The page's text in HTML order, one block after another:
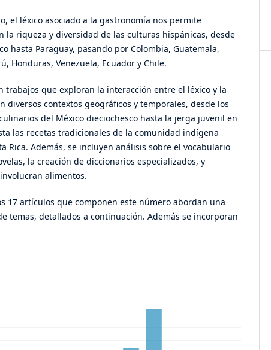
el léxico asociado a la gastronomía nos permite
la riqueza y diversidad de las culturas hispánicas, desde
hasta Paraguay, pasando por Colombia, Guatemala,
Honduras, Venezuela, Ecuador y Chile.
trabajos que exploran la interacción entre el léxico y la
diversos contextos geográficos y temporales, desde los
del México dieciochesco hasta la jerga juvenil en
las recetas tradicionales de la comunidad indígena
Rica. Además, se incluyen análisis sobre el vocabulario
la creación de diccionarios especializados, y
alimentos.
17 artículos que componen este número abordan una
temas, detallados a continuación. Además se incorporan